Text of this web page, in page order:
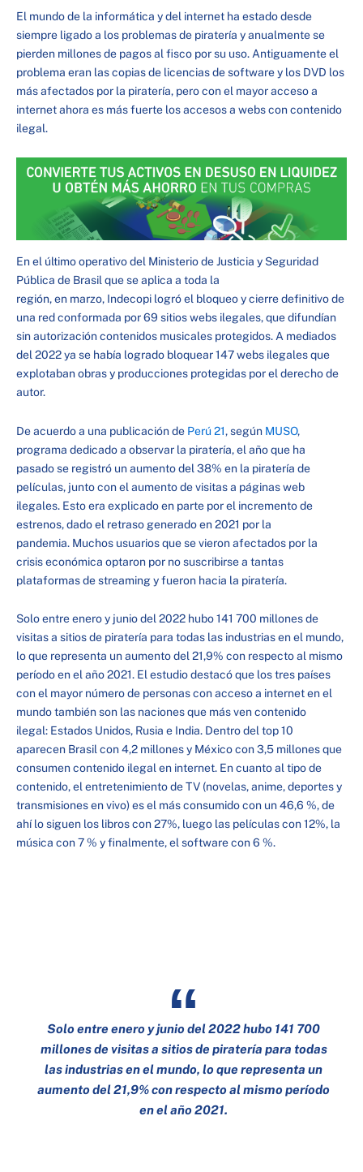
El mundo de la informática y del internet ha estado desde
siempre ligado a los problemas de piratería y anualmente se
pierden millones de pagos al fisco por su uso. Antiguamente el
problema eran las copias de licencias de software y los DVD los
más afectados por la piratería, pero con el mayor acceso a
internet ahora es más fuerte los accesos a webs con contenido
ilegal.
En el último operativo del Ministerio de Justicia y Seguridad
Pública de Brasil que se aplica a toda la
región, en marzo, Indecopi logró el bloqueo y cierre definitivo de
una red conformada por 69 sitios webs ilegales, que difundían
sin autorización contenidos musicales protegidos. A mediados
del 2022 ya se había logrado bloquear 147 webs ilegales que
explotaban obras y producciones protegidas por el derecho de
autor.
De acuerdo a una publicación de Perú 21, según MUSO,
programa dedicado a observar la piratería, el año que ha
pasado se registró un aumento del 38% en la piratería de
películas, junto con el aumento de visitas a páginas web
ilegales. Esto era explicado en parte por el incremento de
estrenos, dado el retraso generado en 2021 por la
pandemia. Muchos usuarios que se vieron afectados por la
crisis económica optaron por no suscribirse a tantas
plataformas de streaming y fueron hacia la piratería.
Solo entre enero y junio del 2022 hubo 141 700 millones de
visitas a sitios de piratería para todas las industrias en el mundo,
lo que representa un aumento del 21,9% con respecto al mismo
período en el año 2021. El estudio destacó que los tres países
con el mayor número de personas con acceso a internet en el
mundo también son las naciones que más ven contenido
ilegal: Estados Unidos, Rusia e India. Dentro del top 10
aparecen Brasil con 4,2 millones y México con 3,5 millones que
consumen contenido ilegal en internet. En cuanto al tipo de
contenido, el entretenimiento de TV (novelas, anime, deportes y
transmisiones en vivo) es el más consumido con un 46,6 %, de
ahí lo siguen los libros con 27%, luego las películas con 12%, la
música con 7 % y finalmente, el software con 6 %.
Solo entre enero y junio del 2022 hubo 141 700
millones de visitas a sitios de piratería para todas
las industrias en el mundo, lo que representa un
aumento del 21,9% con respecto al mismo período
en el año 2021.